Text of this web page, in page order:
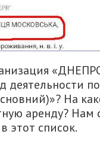
по
На
аренду? Нам
этот список.